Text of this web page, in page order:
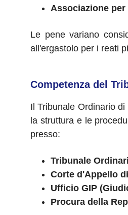
Associazione
Le pene variano
all'ergastolo per i reati
Competenza del
Il Tribunale Ordinario
la struttura e le
presso:
Tribunale
Corte d'Appello
Ufficio GIP
Procura della